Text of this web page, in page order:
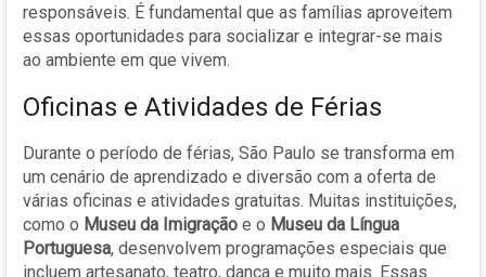
responsáveis. É fundamental que as famílias aproveitem
essas oportunidades para socializar e integrar-se mais
ao ambiente em que vivem.
Oficinas e Atividades de Férias
Durante o período de férias, São Paulo se transforma em
um cenário de aprendizado e diversão com a oferta de
várias oficinas e atividades gratuitas. Muitas instituições,
como o Museu da Imigração e o Museu da Língua
Portuguesa, desenvolvem programações especiais que
incluem artesanato, teatro, dança e muito mais. Essas